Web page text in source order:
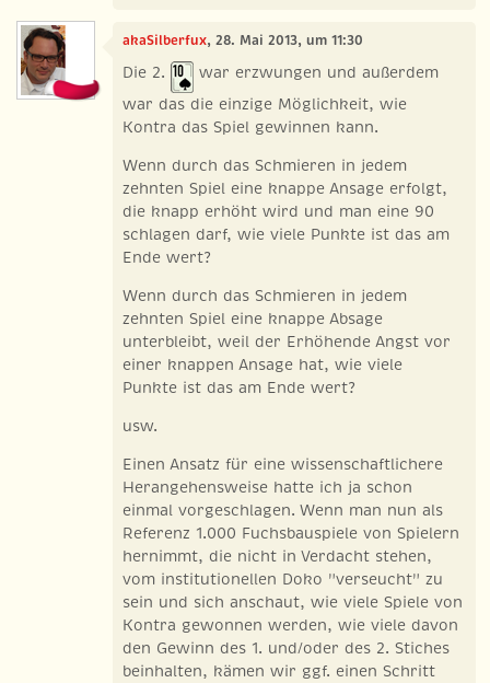
akaSilberfux, 28. Mai 2013, um 11:30
Die 2.
war erzwungen und außerdem
war das die einzige Möglichkeit, wie
Kontra das Spiel gewinnen kann.
Wenn durch das Schmieren in jedem
zehnten Spiel eine knappe Ansage erfolgt,
die knapp erhöht wird und man eine 90
schlagen darf, wie viele Punkte ist das am
Ende wert?
Wenn durch das Schmieren in jedem
zehnten Spiel eine knappe Absage
unterbleibt, weil der Erhöhende Angst vor
einer knappen Ansage hat, wie viele
Punkte ist das am Ende wert?
usw.
Einen Ansatz für eine wissenschaftlichere
Herangehensweise hatte ich ja schon
einmal vorgeschlagen. Wenn man nun als
Referenz 1.000 Fuchsbauspiele von Spielern
hernimmt, die nicht in Verdacht stehen,
vom institutionellen Doko "verseucht" zu
sein und sich anschaut, wie viele Spiele von
Kontra gewonnen werden, wie viele davon
den Gewinn des 1. und/oder des 2. Stiches
beinhalten, kämen wir ggf. einen Schritt